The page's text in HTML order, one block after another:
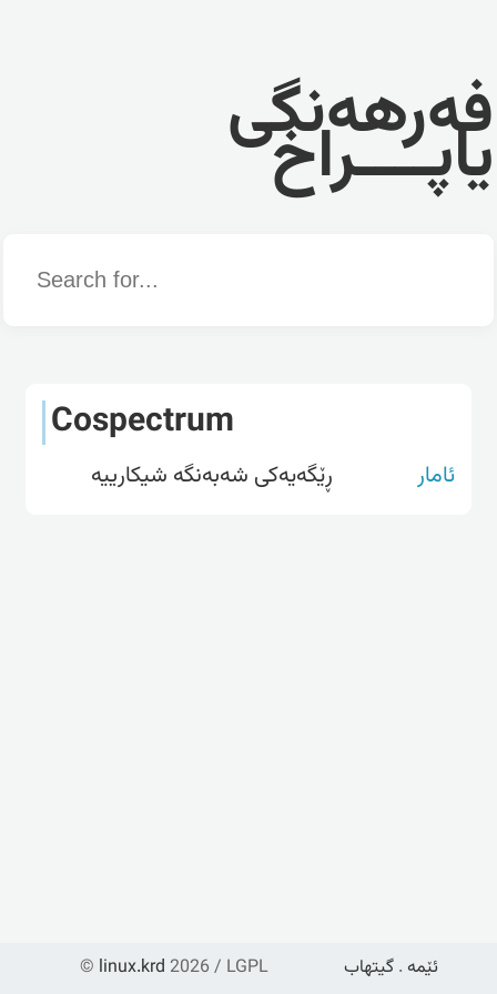
فەرهەنگی
یاپــــراخ
Word
Cospectrum
ئامار ڕێگەیەکی شەبەنگە شیکارییە
© linux.krd 2026 / LGPL ئێمە . گیتهاب